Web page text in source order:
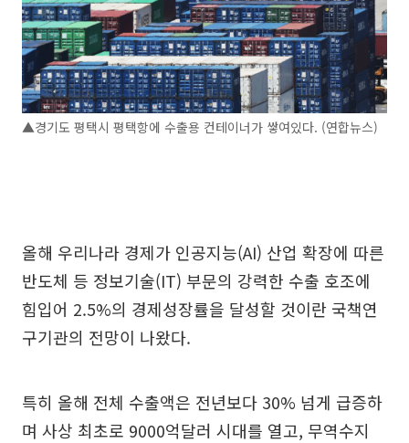
▲경기도 평택시 평택항에 수출용 컨테이너가 쌓여있다. (연합뉴스)
올해 우리나라 경제가 인공지능(AI) 산업 확장에 따른
반도체 등 정보기술(IT) 부문의 강력한 수출 호조에
힘입어 2.5%의 경제성장률을 달성할 것이란 국책연
구기관의 전망이 나왔다.
특히 올해 전체 수출액은 전년보다 30% 넘게 급증하
며 사상 최초로 9000억달러 시대를 열고, 무역수지